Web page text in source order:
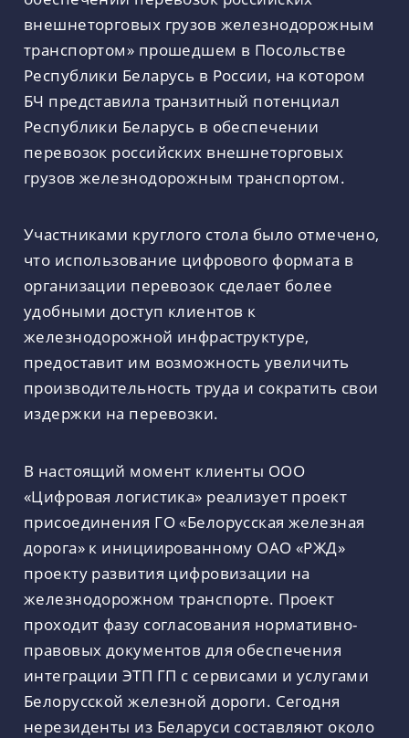
внешнеторговых грузов железнодорожным
транспортом» прошедшем в Посольстве
Республики Беларусь в России, на котором
БЧ представила транзитный потенциал
Республики Беларусь в обеспечении
перевозок российских внешнеторговых
грузов железнодорожным транспортом.
Участниками круглого стола было отмечено,
что использование цифрового формата в
организации перевозок сделает более
удобными доступ клиентов к
железнодорожной инфраструктуре,
предоставит им возможность увеличить
производительность труда и сократить свои
издержки на перевозки.
В настоящий момент клиенты ООО
«Цифровая логистика» реализует проект
присоединения ГО «Белорусская железная
дорога» к инициированному ОАО «РЖД»
проекту развития цифровизации на
железнодорожном транспорте. Проект
проходит фазу согласования нормативно-
правовых документов для обеспечения
интеграции ЭТП ГП с сервисами и услугами
Белорусской железной дороги. Сегодня
нерезиденты из Беларуси составляют около